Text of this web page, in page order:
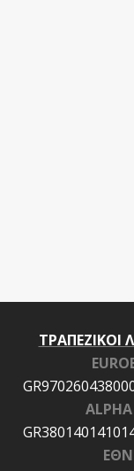
ΤΡΑΠΕΖΙΚΟΙ